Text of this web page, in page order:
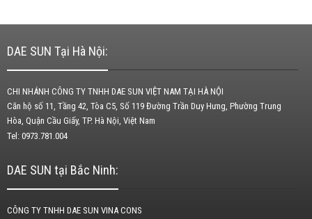
DAE SUN Tại Hà Nội:
CHI NHÁNH CÔNG TY TNHH DAE SUN VIỆT NAM TẠI HÀ NỘI
Căn hộ số 11, Tầng 42, Tòa C5, Số 119 Đường Trần Duy Hưng, Phường Trung
Hòa, Quận Cầu Giấy, TP. Hà Nội, Việt Nam
Tel: 0973.781.004
DAE SUN tại Bắc Ninh:
CÔNG TY TNHH DAE SUN VINA CONS